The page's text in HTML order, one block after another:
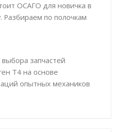
ОСАГО для новичка в
Разбираем по полочкам
запчастей
Т4 на основе
опытных механиков